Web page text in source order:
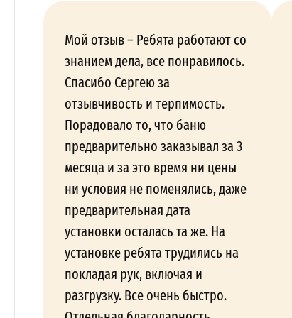
Мой отзыв – Ребята работают со
знанием дела, все понравилось.
Спасибо Сергею за
отзывчивость и терпимость.
Порадовало то, что баню
предварительно заказывал за 3
месяца и за это время ни цены
ни условия не поменялись, даже
предварительная дата
установки осталась та же. На
установке ребята трудились на
покладая рук, включая и
разгрузку. Все очень быстро.